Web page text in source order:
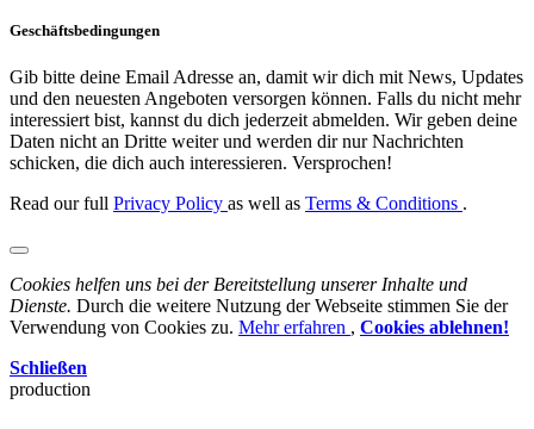
Geschäftsbedingungen
Gib bitte deine Email Adresse an, damit wir dich mit News, Updates
und den neuesten Angeboten versorgen können. Falls du nicht mehr
interessiert bist, kannst du dich jederzeit abmelden. Wir geben deine
Daten nicht an Dritte weiter und werden dir nur Nachrichten
schicken, die dich auch interessieren. Versprochen!
Read our full Privacy Policy as well as Terms & Conditions .
Cookies helfen uns bei der Bereitstellung unserer Inhalte und
Dienste. Durch die weitere Nutzung der Webseite stimmen Sie der
Verwendung von Cookies zu. Mehr erfahren , Cookies ablehnen!
Schließen
production